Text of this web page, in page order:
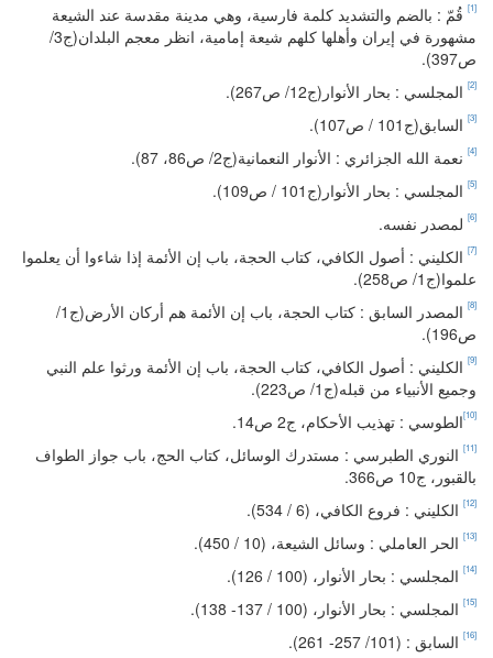
[1]
قُمّ : بالضم والتشديد كلمة فارسية، وهي مدينة مقدسة عند الشيعة
مشهورة في إيران وأهلها كلهم شيعة إمامية، انظر معجم البلدان(ج3/
ص397).
[2] المجلسي : بحار الأنوار(ج12/ ص267).
[3] السابق(ج101 / ص107).
[4] نعمة الله الجزائري : الأنوار النعمانية(ج2/ ص86، 87).
[5] المجلسي : بحار الأنوار(ج101 / ص109).
[6] لمصدر نفسه.
[7]
الكليني : أصول الكافي، كتاب الحجة، باب إن الأئمة إذا شاءوا أن يعلموا
علموا(ج1/ ص258).
[8]
المصدر السابق : كتاب الحجة، باب إن الأئمة هم أركان الأرض(ج1/
ص196).
[9]
الكليني : أصول الكافي، كتاب الحجة، باب إن الأئمة ورثوا علم النبي
وجميع الأنبياء من قبله(ج1/ ص223).
[10] الطوسي : تهذيب الأحكام، ج2 ص14.
[11]
النوري الطبرسي : مستدرك الوسائل، كتاب الحج، باب جواز الطواف
بالقبور، ج10 ص366.
[12] الكليني : فروع الكافي، (6 / 534).
[13] الحر العاملي : وسائل الشيعة، (10 / 450).
[14] المجلسي : بحار الأنوار، (100 / 126).
[15] المجلسي : بحار الأنوار، (100 / 137- 138).
[16] السابق : (101/ 257- 261).